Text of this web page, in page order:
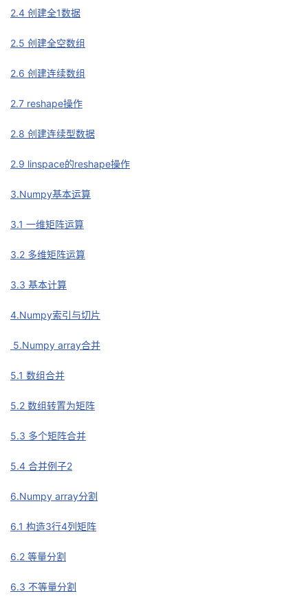
播
活
动
的
关
注
我
的
开
发
者
课
程
的
认
证
我
的
实
验
我
的
收
藏
我
的
Programs
我
的
支
支
持
声
建
议
2.4 创建全1数据
2.5 创建全空数组
2.6 创建连续数组
2.7 reshape操作
2.8 创建连续型数据
2.9 linspace的reshape操作
3.Numpy基本运算
3.1 一维矩阵运算
3.2 多维矩阵运算
3.3 基本计算
4.Numpy索引与切片
5.Numpy array合并
5.1 数组合并
5.2 数组转置为矩阵
5.3 多个矩阵合并
5.4 合并例子2
6.Numpy array分割
6.1 构造3行4列矩阵
6.2 等量分割
6.3 不等量分割